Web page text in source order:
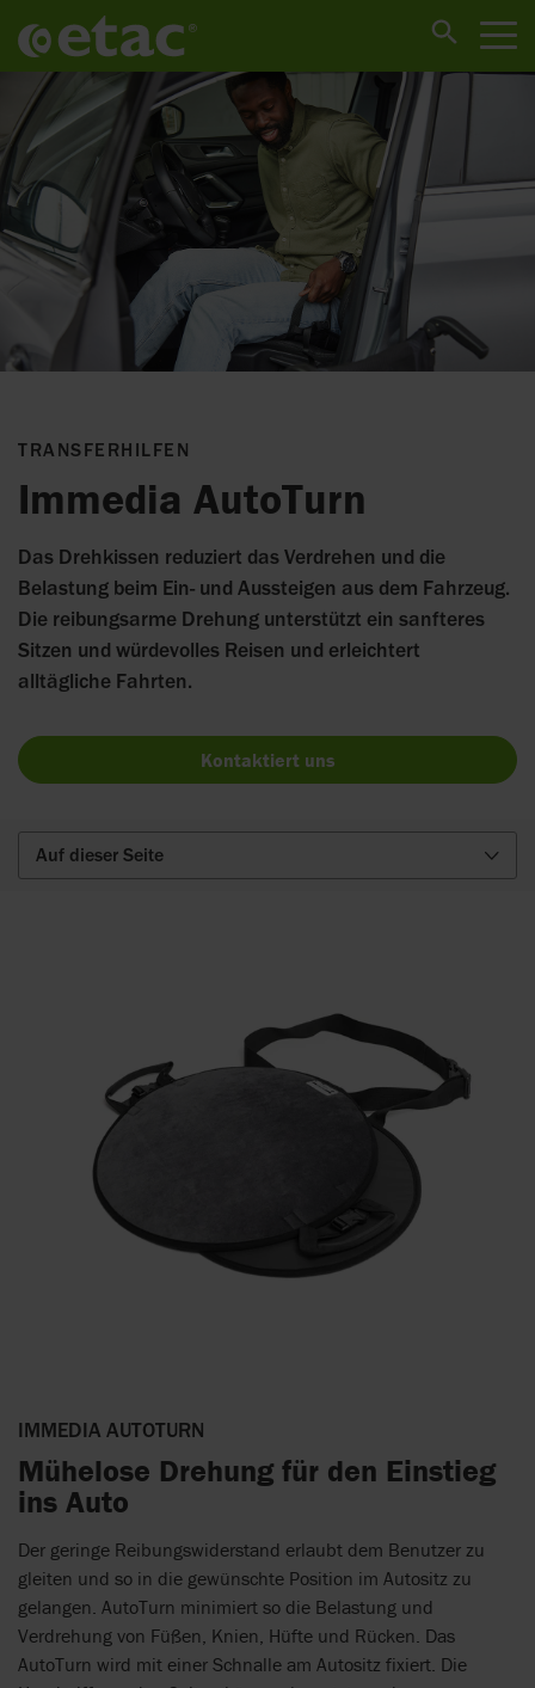
TRANSFERHILFEN
Immedia AutoTurn
Das Drehkissen reduziert das Verdrehen und die
Belastung beim Ein- und Aussteigen aus dem Fahrzeug.
Die reibungsarme Drehung unterstützt ein sanfteres
Sitzen und würdevolles Reisen und erleichtert
alltägliche Fahrten.
Kontaktiert uns
Auf dieser Seite
IMMEDIA AUTOTURN
Mühelose Drehung für den Einstieg
ins Auto
Der geringe Reibungswiderstand erlaubt dem Benutzer zu
gleiten und so in die gewünschte Position im Autositz zu
gelangen. AutoTurn minimiert so die Belastung und
Verdrehung von Füßen, Knien, Hüfte und Rücken. Das
AutoTurn wird mit einer Schnalle am Autositz fixiert. Die